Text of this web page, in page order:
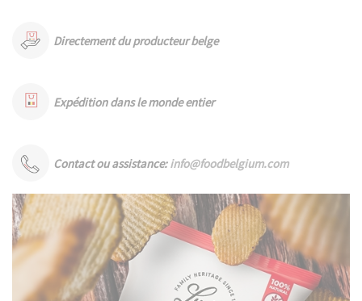
Directement du producteur belge
Expédition dans le monde entier
Contact ou assistance:info@foodbelgium.com